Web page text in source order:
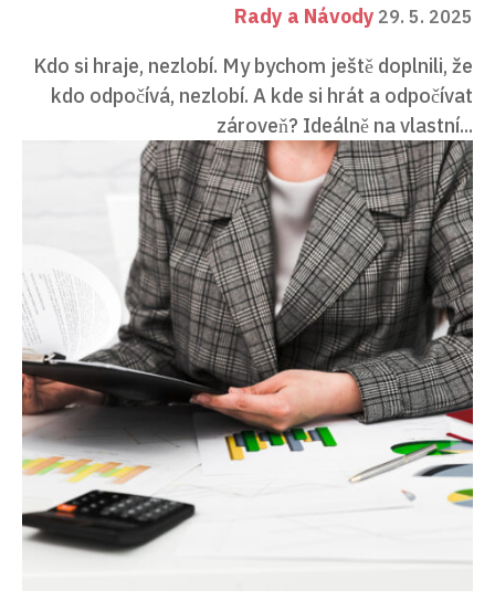
Rady a Návody 29. 5. 2025
Kdo si hraje, nezlobí. My bychom ještě doplnili, že
kdo odpočívá, nezlobí. A kde si hrát a odpočívat
zároveň? Ideálně na vlastní...